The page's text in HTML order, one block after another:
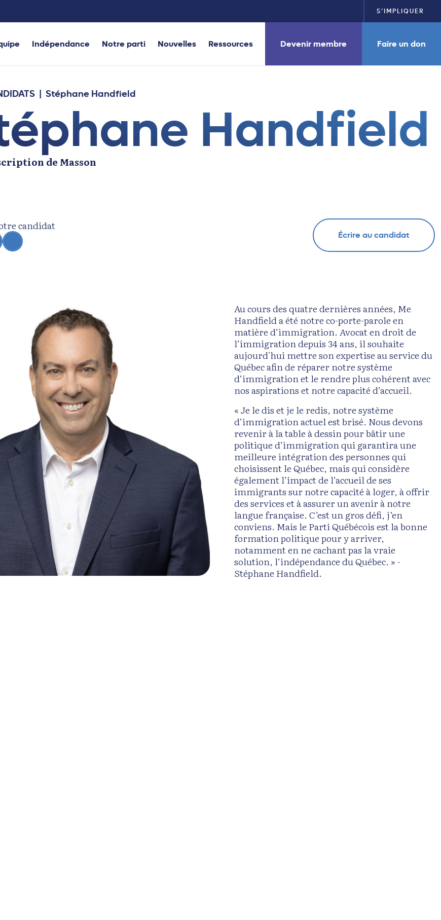
S’IMPLIQUER
Indépendance Notre parti Nouvelles Ressources Devenir membre Faire un don
| Stéphane Handfield
Handfield
de Masson
candidat
Écrire au candidat
Au cours des quatre dernières années, Me
Handfield a été notre co-porte-parole en
matière d’immigration. Avocat en droit de
l’immigration depuis 34 ans, il souhaite
aujourd'hui mettre son expertise au service du
Québec afin de réparer notre système
d’immigration et le rendre plus cohérent avec
nos aspirations et notre capacité d’accueil.
« Je le dis et je le redis, notre système
d’immigration actuel est brisé. Nous devons
revenir à la table à dessin pour bâtir une
politique d’immigration qui garantira une
meilleure intégration des personnes qui
choisissent le Québec, mais qui considère
également l’impact de l’accueil de ses
immigrants sur notre capacité à loger, à offrir
des services et à assurer un avenir à notre
langue française. C’est un gros défi, j’en
conviens. Mais le Parti Québécois est la bonne
formation politique pour y arriver,
notamment en ne cachant pas la vraie
solution, l’indépendance du Québec. » -
Stéphane Handfield.